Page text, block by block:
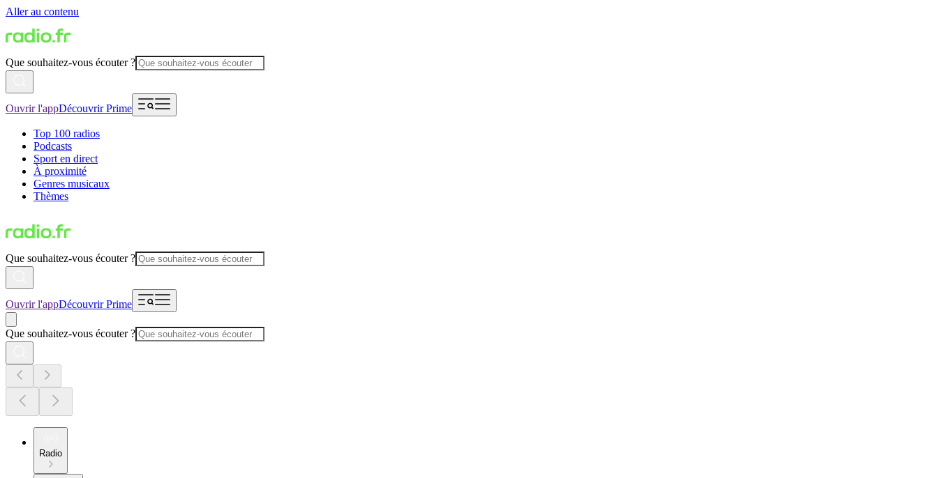
Aller au contenu
Que souhaitez-vous écouter ?
Ouvrir l'appDécouvrir Prime
Top 100 radios
Podcasts
Sport en direct
À proximité
Genres musicaux
Thèmes
Que souhaitez-vous écouter ?
Ouvrir l'appDécouvrir Prime
Que souhaitez-vous écouter ?
Radio